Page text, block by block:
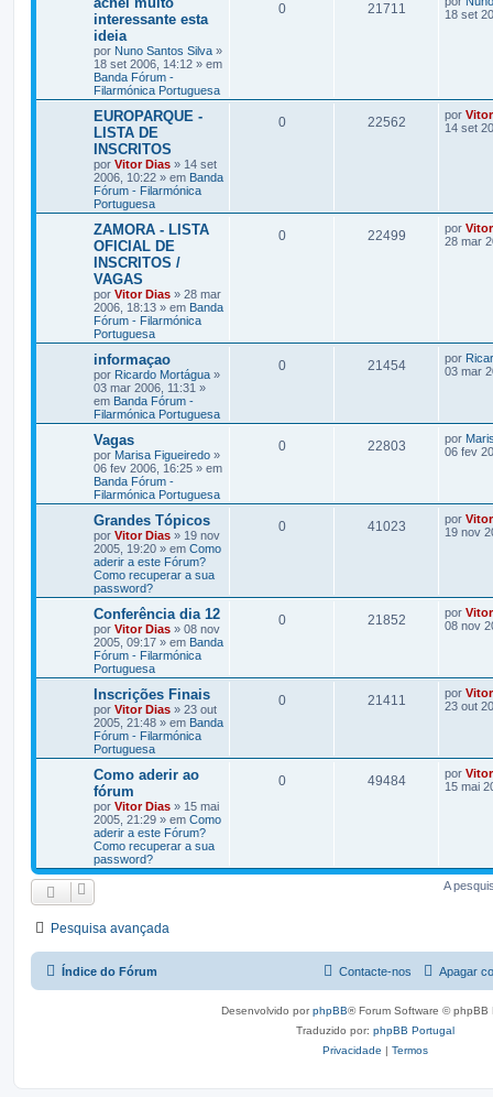
interessante esta
ideia
por Nuno Santos Silva »
18 set 2006, 14:12 » em
Banda Fórum -
Filarmónica Portuguesa
0 21711
18 set
EUROPARQUE -
LISTA DE
INSCRITOS
por Vitor Dias » 14 set
2006, 10:22 » em Banda
Fórum - Filarmónica
Portuguesa
0 22562 por
14 set
ZAMORA - LISTA
OFICIAL DE
INSCRITOS /
VAGAS
por Vitor Dias » 28 mar
2006, 18:13 » em Banda
Fórum - Filarmónica
Portuguesa
0 22499 por
28 mar
informaçao
por Ricardo Mortágua »
03 mar 2006, 11:31 »
em Banda Fórum -
Filarmónica Portuguesa
0 21454 por
03 mar
Vagas
por Marisa Figueiredo »
06 fev 2006, 16:25 » em
Banda Fórum -
Filarmónica Portuguesa
0 22803 por
06 fev
Grandes Tópicos
por Vitor Dias » 19 nov
2005, 19:20 » em Como
aderir a este Fórum?
Como recuperar a sua
password?
0 41023 por
19 nov
Conferência dia 12
por Vitor Dias » 08 nov
2005, 09:17 » em Banda
Fórum - Filarmónica
Portuguesa
0 21852 por
08 nov
Inscrições Finais
por Vitor Dias » 23 out
2005, 21:48 » em Banda
Fórum - Filarmónica
Portuguesa
0 21411 por
23 out
Como aderir ao
fórum
por Vitor Dias » 15 mai
2005, 21:29 » em Como
aderir a este Fórum?
Como recuperar a sua
password?
0 49484 por
15 mai
A
Pesquisa avançada
Índice do Fórum Apagar
Contacte-nos
Desenvolvido porphpBB® Forum Software © phpBB
Traduzido por: phpBB Portugal
Privacidade | Termos